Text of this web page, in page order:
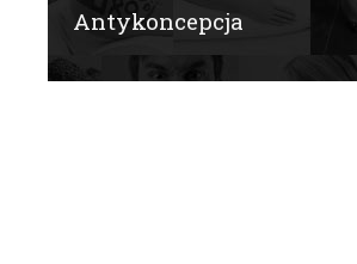
Antykoncepcja